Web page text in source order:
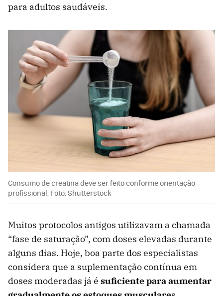
para adultos saudáveis.
Consumo de creatina deve ser feito conforme orientação
profissional. Foto: Shutterstock
Muitos protocolos antigos utilizavam a chamada
“fase de saturação”, com doses elevadas durante
alguns dias. Hoje, boa parte dos especialistas
considera que a suplementação contínua em
doses moderadas já é suficiente para aumentar